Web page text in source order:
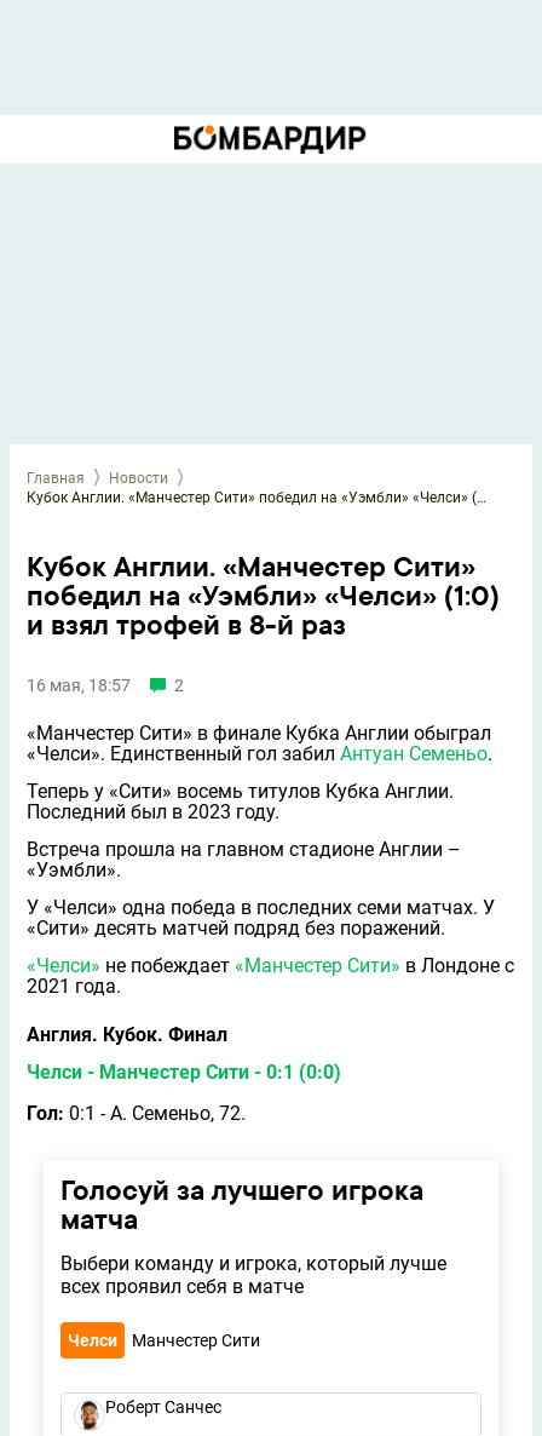
Главная
Новости
Кубок Англии. «Манчестер Сити» победил на «Уэмбли» «Челси» (1:0) и взял трофей в 8-й раз
Кубок Англии. «Манчестер Сити»
победил на «Уэмбли» «Челси» (1:0)
и взял трофей в 8-й раз
16 мая, 18:57 2
«Манчестер Сити» в финале Кубка Англии обыграл
«Челси». Единственный гол забил Антуан Семеньо.
Теперь у «Сити» восемь титулов Кубка Англии.
Последний был в 2023 году.
Встреча прошла на главном стадионе Англии –
«Уэмбли».
У «Челси» одна победа в последних семи матчах. У
«Сити» десять матчей подряд без поражений.
«Челси» не побеждает «Манчестер Сити» в Лондоне с
2021 года.
Англия. Кубок. Финал
Челси - Манчестер Сити - 0:1 (0:0)
Гол: 0:1 - А. Семеньо, 72.
Голосуй за лучшего игрока
матча
Выбери команду и игрока, который лучше
всех проявил себя в матче
Челси Манчестер Сити
Роберт Санчес